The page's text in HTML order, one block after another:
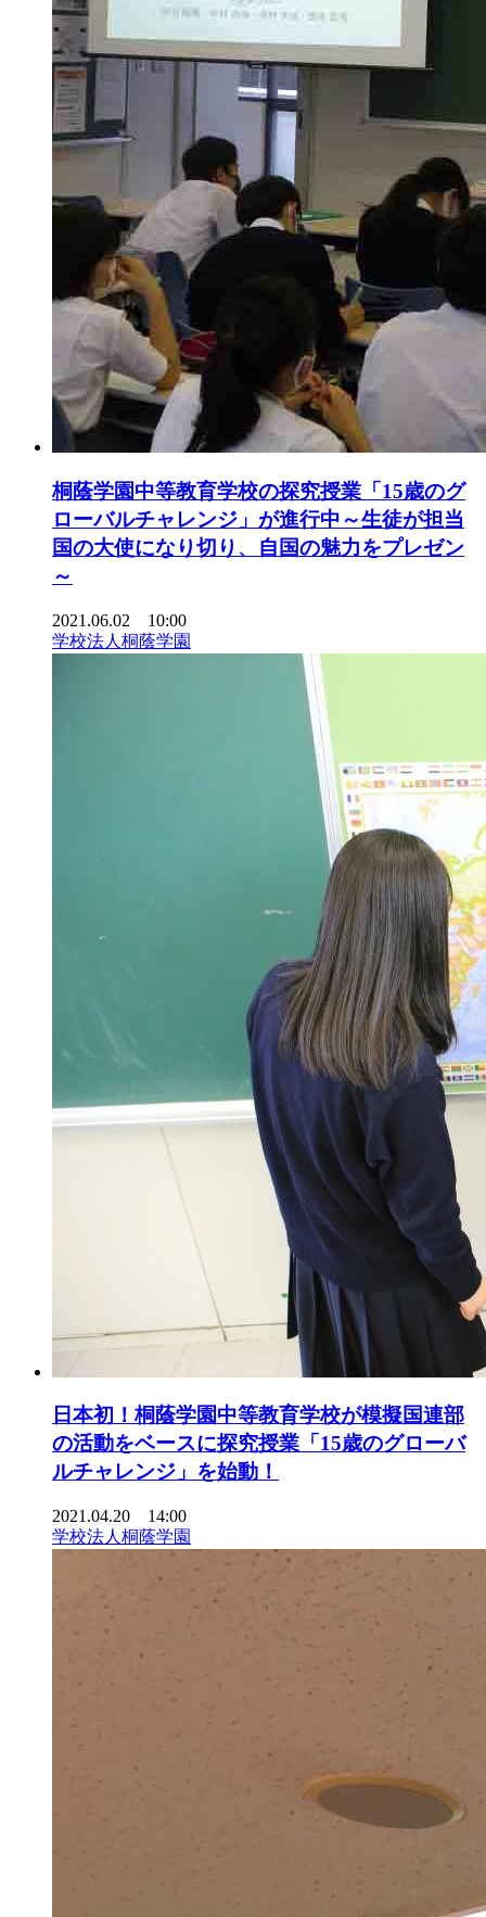
桐蔭学園中等教育学校の探究授業「15歳のグ
ローバルチャレンジ」が進行中～生徒が担当
国の大使になり切り、自国の魅力をプレゼン
～
2021.06.02 10:00
学校法人桐蔭学園
日本初！桐蔭学園中等教育学校が模擬国連部
の活動をベースに探究授業「15歳のグローバ
ルチャレンジ」を始動！
2021.04.20 14:00
学校法人桐蔭学園